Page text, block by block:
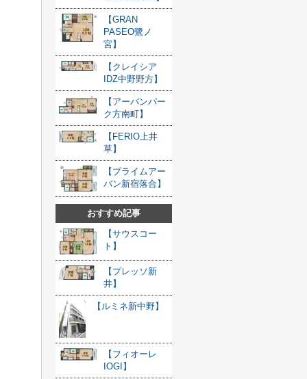
【GRAN
PASEO鷺ノ
宮】
【クレイシア
IDZ中野野方】
【アーバンパー
ク方南町】
【FERIO上井
草】
【プライムアー
バン新宿落合】
おすすめ記事
【サウスコー
ト】
【プレッソ新
井】
【ルミネ新中野】
【フィオーレ
IOGI】